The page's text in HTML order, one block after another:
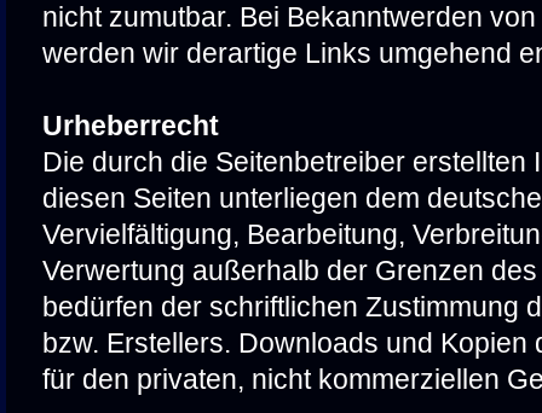
nicht zumutbar. Bei Bekanntwerden
werden wir derartige Links umgehend
Urheberrecht
Die durch die Seitenbetreiber erstellten
diesen Seiten unterliegen dem
Vervielfältigung, Bearbeitung,
Verwertung außerhalb der Grenzen
bedürfen der schriftlichen Zustimmung
bzw. Erstellers. Downloads und Kopien
für den privaten, nicht kommerziellen